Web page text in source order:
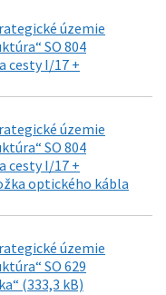
územie
SO 804
cesty I/17 +
územie
SO 804
cesty I/17 +
optického kábla
územie
SO 629
(333,3 kB)